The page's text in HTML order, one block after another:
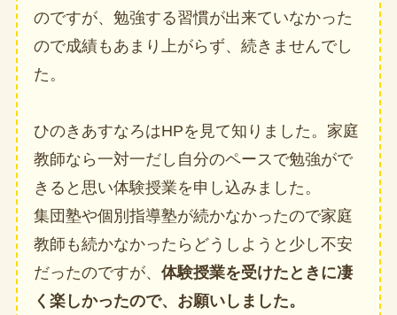
のですが、勉強する習慣が出来ていなかった
ので成績もあまり上がらず、続きませんでし
た。
ひのきあすなろはHPを見て知りました。家庭
教師なら一対一だし自分のペースで勉強がで
きると思い体験授業を申し込みました。
集団塾や個別指導塾が続かなかったので家庭
教師も続かなかったらどうしようと少し不安
だったのですが、 体験授業を受けたときに凄
く楽しかったので、お願いしました。